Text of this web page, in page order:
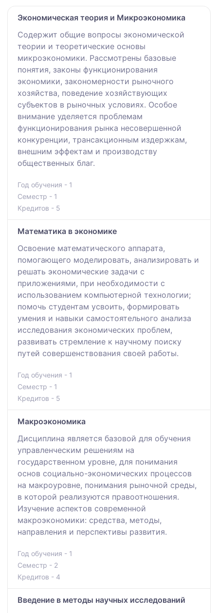
Экономическая теория и Микроэкономика
Содержит общие вопросы экономической
теории и теоретические основы
микроэкономики. Рассмотрены базовые
понятия, законы функционирования
экономики, закономерности рыночного
хозяйства, поведение хозяйствующих
субъектов в рыночных условиях. Особое
внимание уделяется проблемам
функционирования рынка несовершенной
конкуренции, трансакционным издержкам,
внешним эффектам и производству
общественных благ.
Год обучения - 1
Семестр - 1
Кредитов - 5
Математика в экономике
Освоение математического аппарата,
помогающего моделировать, анализировать и
решать экономические задачи с
приложениями, при необходимости с
использованием компьютерной технологии;
помочь студентам усвоить, формировать
умения и навыки самостоятельного анализа
исследования экономических проблем,
развивать стремление к научному поиску
путей совершенствования своей работы.
Год обучения - 1
Семестр - 1
Кредитов - 5
Макроэкономика
Дисциплина является базовой для обучения
управленческим решениям на
государственном уровне, для понимания
основ социально-экономических процессов
на макроуровне, понимания рыночной среды,
в которой реализуются правоотношения.
Изучение аспектов современной
макроэкономики: средства, методы,
направления и перспективы развития.
Год обучения - 1
Семестр - 2
Кредитов - 4
Введение в методы научных исследований